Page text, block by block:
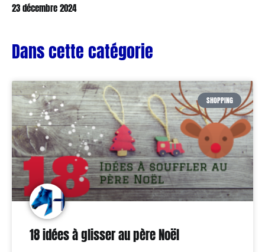
23 décembre 2024
Dans cette catégorie
SHOPPING
18 idées à glisser au père Noël